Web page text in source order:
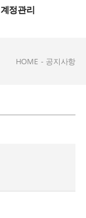
계정관리
HOME - 공지사항